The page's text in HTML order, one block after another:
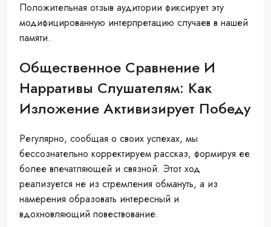
Положительная отзыв аудитории фиксирует эту
модифицированную интерпретацию случаев в нашей
памяти.
Общественное Сравнение И
Нарративы Слушателям: Как
Изложение Активизирует Победу
Регулярно, сообщая о своих успехах, мы
бессознательно корректируем рассказ, формируя ее
более впечатляющей и связной. Этот ход
реализуется не из стремления обмануть, а из
намерения образовать интересный и
вдохновляющий повествование.